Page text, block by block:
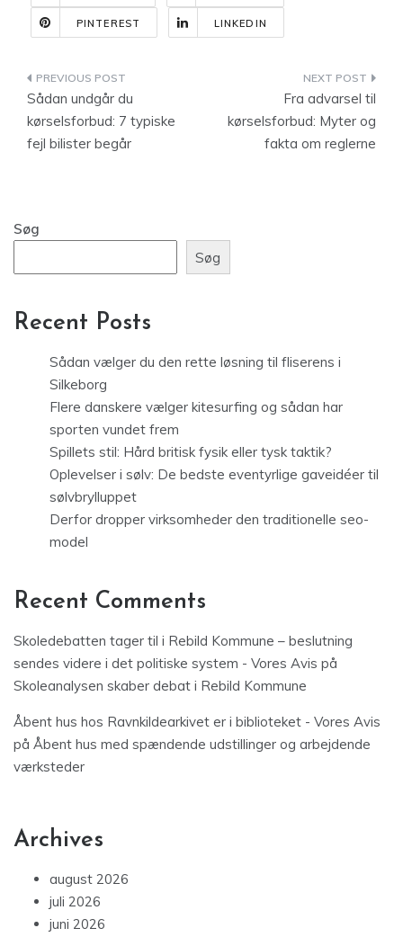
PINTEREST LINKEDIN
Indlægsnavigation
Sådan undgår du
kørselsforbud: 7 typiske
fejl bilister begår
Fra advarsel til
kørselsforbud: Myter og
fakta om reglerne
Søg
Søg
Recent Posts
Sådan vælger du den rette løsning til fliserens i
Silkeborg
Flere danskere vælger kitesurfing og sådan har
sporten vundet frem
Spillets stil: Hård britisk fysik eller tysk taktik?
Oplevelser i sølv: De bedste eventyrlige gaveidéer til
sølvbrylluppet
Derfor dropper virksomheder den traditionelle seo-
model
Recent Comments
Skoledebatten tager til i Rebild Kommune – beslutning
sendes videre i det politiske system - Vores Avis på
Skoleanalysen skaber debat i Rebild Kommune
Åbent hus hos Ravnkildearkivet er i biblioteket - Vores Avis
på Åbent hus med spændende udstillinger og arbejdende
værksteder
Archives
august 2026
juli 2026
juni 2026